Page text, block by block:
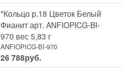
*Кольцо р.18 Цветок Белый
Фианит арт. ANFIOPICG-BI-
970 вес 5,83 г
ANFIOPICG-BI-970
26 788руб.